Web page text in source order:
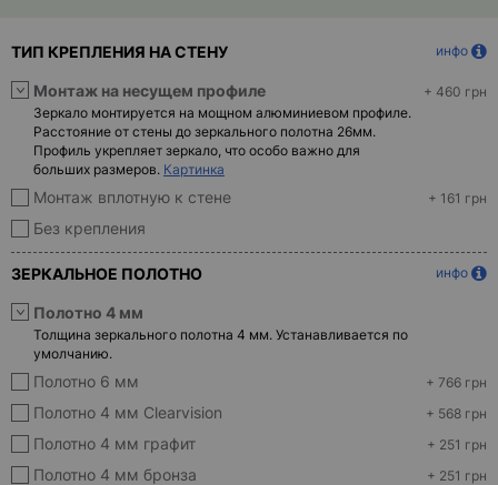
ТИП КРЕПЛЕНИЯ НА СТЕНУ инфо
Монтаж на несущем профиле
+ 460 грн
Зеркало монтируется на мощном алюминиевом профиле.
Расстояние от стены до зеркального полотна 26мм.
Профиль укрепляет зеркало, что особо важно для
больших размеров. Картинка
Монтаж вплотную к стене + 161 грн
Без крепления
ЗЕРКАЛЬНОЕ ПОЛОТНО инфо
Полотно 4 мм
Толщина зеркального полотна 4 мм. Устанавливается по
умолчанию.
Полотно 6 мм + 766 грн
Полотно 4 мм Clearvision + 568 грн
Полотно 4 мм графит + 251 грн
Полотно 4 мм бронза + 251 грн